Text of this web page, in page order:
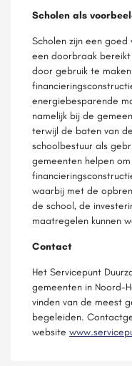
Scholen als
Scholen zijn een
een doorbraak
door gebruik te
energiebesparende
namelijk bij de
terwijl de baten van
schoolbestuur als
gemeenten helpen
waarbij met de
de school, de
maatregelen kunnen
Contact
Het Servicepunt
gemeenten in Noord-
vinden van de meest
begeleiden.
website